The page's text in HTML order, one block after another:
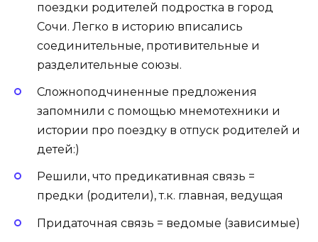
поездки родителей подростка в город
Сочи. Легко в историю вписались
соединительные, противительные и
разделительные союзы.
Сложноподчиненные предложения
запомнили с помощью мнемотехники и
истории про поездку в отпуск родителей и
детей:)
Решили, что предикативная связь =
предки (родители), т.к. главная, ведущая
Придаточная связь = ведомые (зависимые)